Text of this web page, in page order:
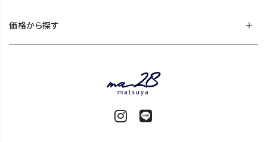
価格から探す